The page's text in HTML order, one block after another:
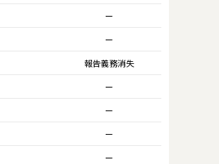
ー
ー
報告義務消失
ー
ー
ー
ー